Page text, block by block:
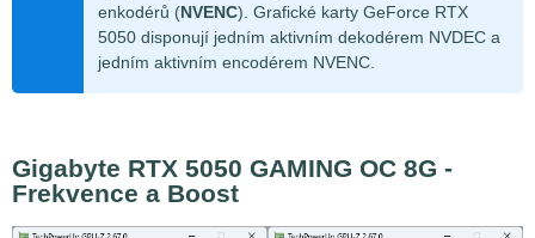
enkodérů (NVENC). Grafické karty GeForce RTX
5050 disponují jedním aktivním dekodérem NVDEC a
jedním aktivním encodérem NVENC.
Gigabyte RTX 5050 GAMING OC 8G -
Frekvence a Boost